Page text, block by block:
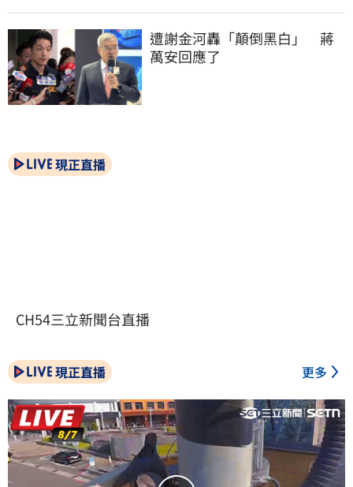
遭謝金河轟「顛倒黑白」　蔣
萬安回應了
現正直播
CH54三立新聞台直播
現正直播 更多